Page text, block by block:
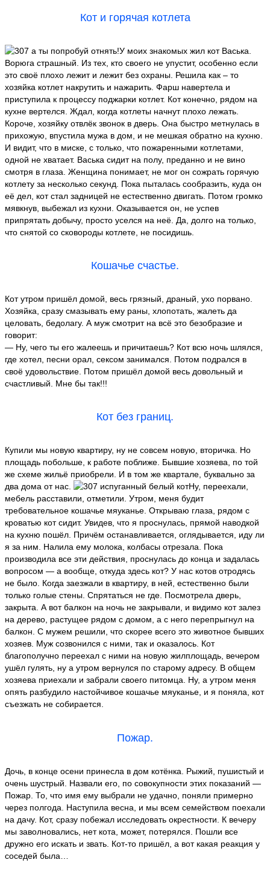
Кот и горячая котлета
У моих знакомых жил кот Васька.
Ворюга страшный. Из тех, кто своего не упустит, особенно если
это своё плохо лежит и лежит без охраны. Решила как – то
хозяйка котлет накрутить и нажарить. Фарш навертела и
приступила к процессу поджарки котлет. Кот конечно, рядом на
кухне вертелся. Ждал, когда котлеты начнут плохо лежать.
Короче, хозяйку отвлёк звонок в дверь. Она быстро метнулась в
прихожую, впустила мужа в дом, и не мешкая обратно на кухню.
И видит, что в миске, с только, что пожаренными котлетами,
одной не хватает. Васька сидит на полу, преданно и не вино
смотря в глаза. Женщина понимает, не мог он сожрать горячую
котлету за несколько секунд. Пока пыталась сообразить, куда он
её дел, кот стал задницей не естественно двигать. Потом громко
мявкнув, выбежал из кухни. Оказывается он, не успев
припрятать добычу, просто уселся на неё. Да, долго на только,
что снятой со сковороды котлете, не посидишь.
Кошачье счастье.
Кот утром пришёл домой, весь грязный, драный, ухо порвано.
Хозяйка, сразу смазывать ему раны, хлопотать, жалеть да
целовать, бедолагу. А муж смотрит на всё это безобразие и
говорит:
— Ну, чего ты его жалеешь и причитаешь? Кот всю ночь шлялся,
где хотел, песни орал, сексом занимался. Потом подрался в
своё удовольствие. Потом пришёл домой весь довольный и
счастливый. Мне бы так!!!
Кот без границ.
Купили мы новую квартиру, ну не совсем новую, вторичка. Но
площадь побольше, к работе поближе. Бывшие хозяева, по той
же схеме жильё приобрели. И в том же квартале, буквально за
два дома от нас.
Ну, переехали,
мебель расставили, отметили. Утром, меня будит
требовательное кошачье мяуканье. Открываю глаза, рядом с
кроватью кот сидит. Увидев, что я проснулась, прямой наводкой
на кухню пошёл. Причём останавливается, оглядывается, иду ли
я за ним. Налила ему молока, колбасы отрезала. Пока
производила все эти действия, проснулась до конца и задалась
вопросом — а вообще, откуда здесь кот? У нас котов отродясь
не было. Когда заезжали в квартиру, в ней, естественно были
только голые стены. Спрятаться не где. Посмотрела дверь,
закрыта. А вот балкон на ночь не закрывали, и видимо кот залез
на дерево, растущее рядом с домом, а с него перепрыгнул на
балкон. С мужем решили, что скорее всего это животное бывших
хозяев. Муж созвонился с ними, так и оказалось. Кот
благополучно переехал с ними на новую жилплощадь, вечером
ушёл гулять, ну а утром вернулся по старому адресу. В общем
хозяева приехали и забрали своего питомца. Ну, а утром меня
опять разбудило настойчивое кошачье мяуканье, и я поняла, кот
съезжать не собирается.
Пожар.
Дочь, в конце осени принесла в дом котёнка. Рыжий, пушистый и
очень шустрый. Назвали его, по совокупности этих показаний —
Пожар. То, что имя ему выбрали не удачно, поняли примерно
через полгода. Наступила весна, и мы всем семейством поехали
на дачу. Кот, сразу побежал исследовать окрестности. К вечеру
мы заволновались, нет кота, может, потерялся. Пошли все
дружно его искать и звать. Кот-то пришёл, а вот какая реакция у
соседей была…